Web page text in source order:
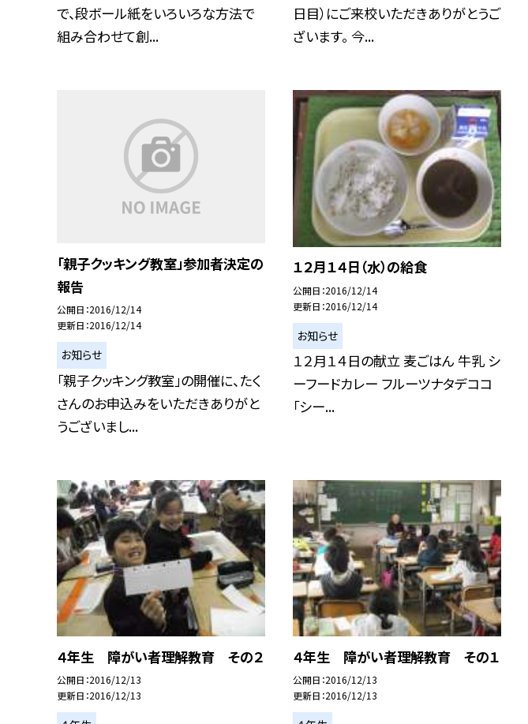
で、段ボール紙をいろいろな方法で
組み合わせて創...
日目）にご来校いただきありがとうご
ざいます。 今...
「親子クッキング教室」参加者決定の
報告
公開日 2016/12/14
更新日 2016/12/14
お知らせ
「親子クッキング教室」の開催に、たく
さんのお申込みをいただきありがと
うございまし...
１２月１４日（水）の給食
公開日 2016/12/14
更新日 2016/12/14
お知らせ
１２月１４日の献立 麦ごはん 牛乳 シ
ーフードカレー フルーツナタデココ
「シー...
４年生 障がい者理解教育 その２
公開日 2016/12/13
更新日 2016/12/13
４年生 障がい者理解教育 その１
公開日 2016/12/13
更新日 2016/12/13